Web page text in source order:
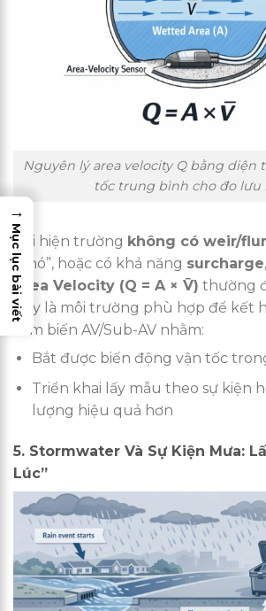
Nguyên lý area velocity Q bằng diện
tốc trung bình cho đo lưu
Khi hiện trường không có weir/
“khó”, hoặc có khả năng surcharge
Area Velocity (Q = A × V̄) thường
Đây là môi trường phù hợp để kết
cảm biến AV/Sub-AV nhằm:
Bắt được biến động vận tốc
Triển khai lấy mẫu theo sự kiện
lượng hiệu quả hơn
5. Stormwater Và Sự Kiện Mưa:
Lúc”
→
Mục lục bài viết